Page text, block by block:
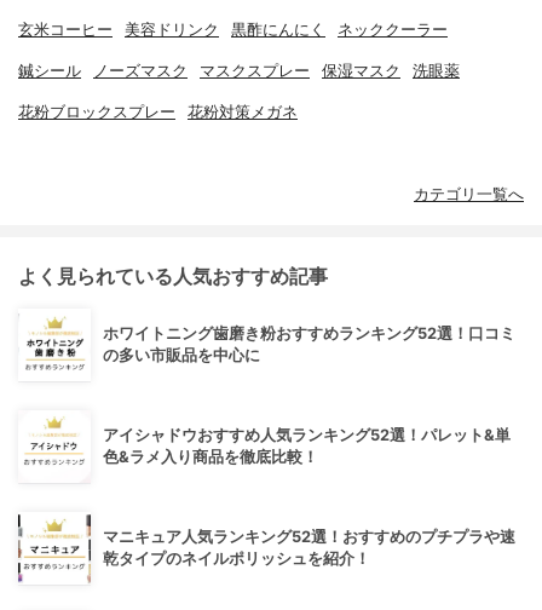
玄米コーヒー 美容ドリンク 黒酢にんにく ネッククーラー
鍼シール ノーズマスク マスクスプレー 保湿マスク 洗眼薬
花粉ブロックスプレー 花粉対策メガネ
カテゴリ一覧へ
よく見られている人気おすすめ記事
ホワイトニング歯磨き粉おすすめランキング52選！口コミ
の多い市販品を中心に
アイシャドウおすすめ人気ランキング52選！パレット&単
色&ラメ入り商品を徹底比較！
マニキュア人気ランキング52選！おすすめのプチプラや速
乾タイプのネイルポリッシュを紹介！